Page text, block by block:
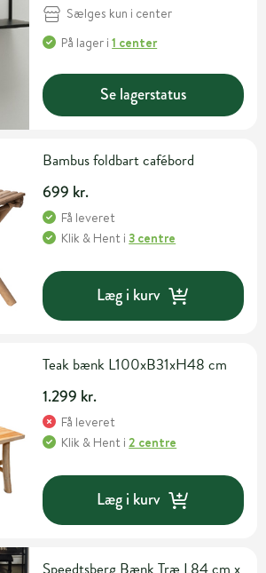
Sælges kun i center
På lager i1 center
Se lagerstatus
Bambus foldbart cafébord
699 kr.
Få leveret
Klik & Hent i3 centre
Læg i kurv
Teak bænk L100xB31xH48 cm
1.299 kr.
Få leveret
Klik & Hent i2 centre
Læg i kurv